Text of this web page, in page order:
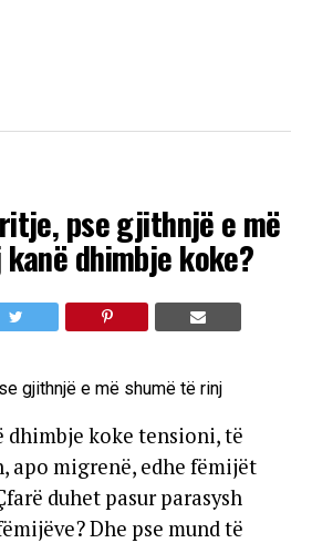
pse gjithnjë e më
dhimbje koke?
dhimbje koke tensioni, të
apo migrenë, edhe fëmijët
duhet pasur parasysh
Dhe pse mund të